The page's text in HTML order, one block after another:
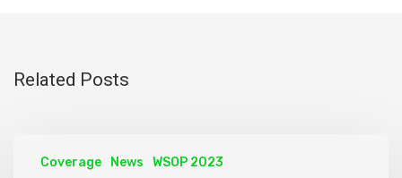
Related Posts
Coverage News WSOP 2023